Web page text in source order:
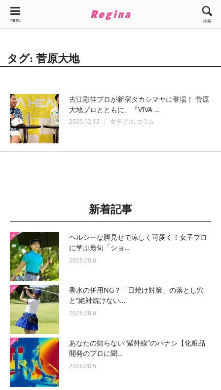
menu 検索
タグ: 菅原大地
古江彩佳プロが新宿タカシマヤに登場！ 菅原
大地プロとともに、『VIVA …
2025.12.12 女子プロ コラム
新着記事
ヘルシーな脚見せで涼しく可愛く！女子プロ
に学ぶ最旬「ショ…
2026.08.6
香水の併用NG？「日焼け対策」の落とし穴
と“絶対焼けない…
2026.08.6
あなたの知らない“紫外線”のハナシ【化粧品
開発のプロに聞…
2026.08.5